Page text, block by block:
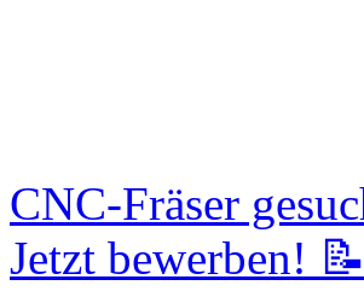
CNC-Fräser
Jetzt bewerben! 📝